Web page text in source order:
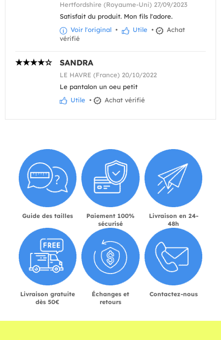
Hertfordshire (Royaume-Uni) 27/09/2023
Satisfait du produit. Mon fils l'adore.
Voir l'original • Utile •
Achat
vérifié
SANDRA
LE HAVRE (France) 20/10/2022
Le pantalon un oeu petit
Utile • Achat vérifié
Guide des tailles
Paiement 100%
sécurisé
Livraison en 24-
48h
Livraison gratuite
dès 50€
Échanges et
retours
Contactez-nous